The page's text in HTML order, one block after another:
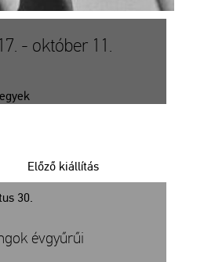
- október 11.
30.
Előző kiállítás
évgyűrűi